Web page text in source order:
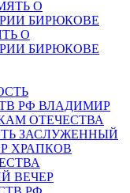
О
БИРЮКОВЕ
ЗАСЛУЖЕННЫЙ
ХРАПКОВ